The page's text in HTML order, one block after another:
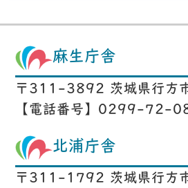
麻生庁舎
〒311-3892 茨城県行方
【電話番号】0299-72-
北浦庁舎
〒311-1792 茨城県行方